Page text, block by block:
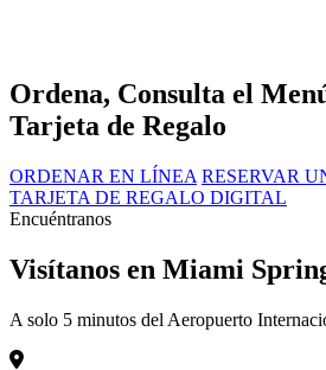
Ordena, Consulta el
Tarjeta de Regalo
ORDENAR EN LÍNEA RESERVAR
TARJETA DE REGALO DIGITAL
Encuéntranos
Visítanos en Miami
A solo 5 minutos del Aeropuerto